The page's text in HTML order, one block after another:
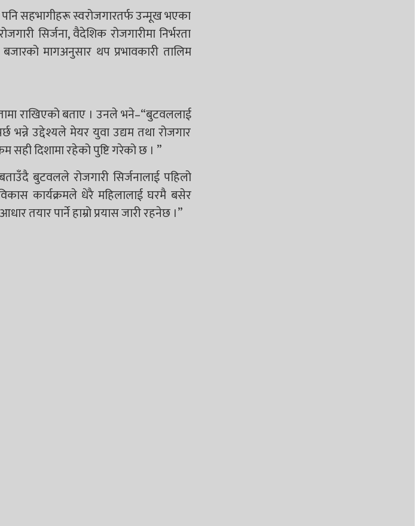
पनि सहभागीहरू स्वरोजगारतर्फ उन्मूख भएका
सिर्जना, वैदेशिक रोजगारीमा निर्भरता
मागअनुसार थप प्रभावकारी तालिम
राखिएको बताए । उनले भने–“बुटवललाई
भन्ने उद्देश्यले मेयर युवा उद्यम तथा रोजगार
सही दिशामा रहेको पुष्टि गरेको छ । ”
बुटवलले रोजगारी सिर्जनालाई पहिलो
कार्यक्रमले धेरै महिलालाई घरमै बसेर
तयार पार्ने हाम्रो प्रयास जारी रहनेछ ।”